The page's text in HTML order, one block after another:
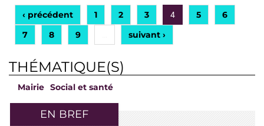
‹ précédent 1 2 3 4 5
6
7
8 9 suivant ›
THÉMATIQUE(S)
Mairie Social et santé
EN BREF